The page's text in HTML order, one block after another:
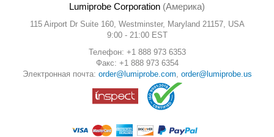
Lumiprobe Corporation (Америка)
115 Airport Dr Suite 160, Westminster, Maryland 21157, USA
9:00 - 21:00 EST
Телефон: +1 888 973 6353
Факс: +1 888 973 6354
Электронная почта: order@lumiprobe.com order@lumiprobe.us